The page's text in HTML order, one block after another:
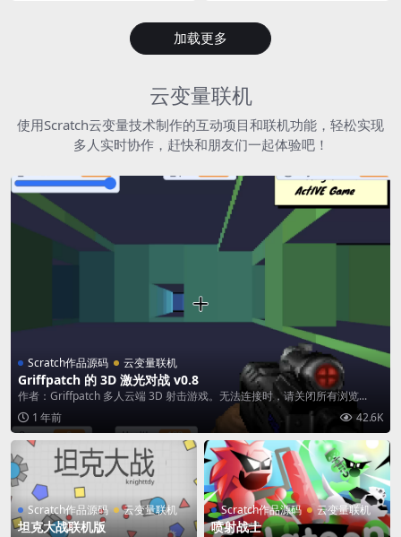
加载更多
云变量联机
使用Scratch云变量技术制作的互动项目和联机功能，轻松实现
多人实时协作，赶快和朋友们一起体验吧！
Scratch作品源码 云变量联机
Griffpatch 的 3D 激光对战 v0.8
作者：Griffpatch 多人云端 3D 射击游戏。无法连接时，请关闭所有浏览...
1 年前
42.6K
Scratch作品源码 云变量联机
坦克大战联机版
Scratch作品源码 云变量联机
喷射战士